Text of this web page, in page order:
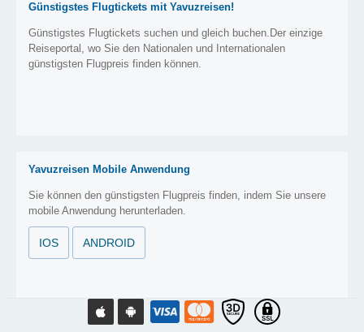
Günstigstes Flugtickets mit Yavuzreisen!
Günstigstes Flugtickets suchen und gleich buchen.Der einzige
Reiseportal, wo Sie den Nationalen und Internationalen
günstigsten Flugpreis finden können.
Yavuzreisen Mobile Anwendung
Sie können den günstigsten Flugpreis finden, indem Sie unsere
mobile Anwendung herunterladen.
IOS ANDROID